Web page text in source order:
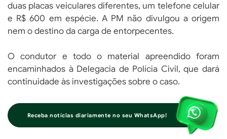
duas placas veiculares diferentes, um telefone celular
e R$ 600 em espécie. A PM não divulgou a origem
nem o destino da carga de entorpecentes.
O condutor e todo o material apreendido foram
encaminhados à Delegacia de Polícia Civil, que dará
continuidade às investigações sobre o caso.
Receba notícias diariamente no seu WhatsApp!